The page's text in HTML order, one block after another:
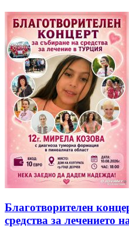
Благотворителен
средства за лечението